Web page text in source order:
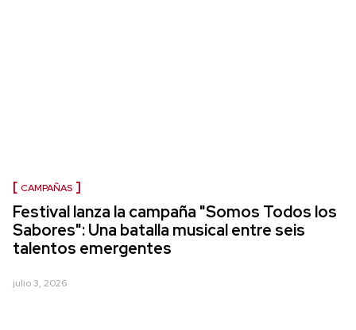
CAMPAÑAS
Festival lanza la campaña "Somos Todos los
Sabores": Una batalla musical entre seis
talentos emergentes
julio 3, 2026